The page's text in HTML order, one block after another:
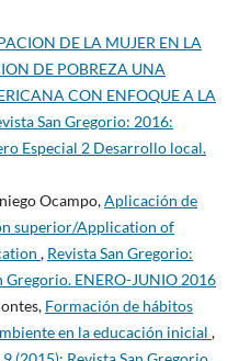
DE LA MUJER EN LA
DE POBREZA UNA
CON ENFOQUE A LA
San Gregorio: 2016:
Especial 2 Desarrollo local.
Ocampo,Aplicación de
superior/Application of
, Revista San Gregorio:
Gregorio. ENERO-JUNIO 2016
Formación de hábitos
en la educación inicial ,